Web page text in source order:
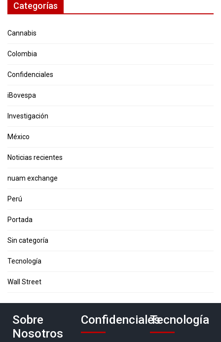
Categorías
Cannabis
Colombia
Confidenciales
iBovespa
Investigación
México
Noticias recientes
nuam exchange
Perú
Portada
Sin categoría
Tecnología
Wall Street
Sobre
Nosotros
ConfidencialesTecnología